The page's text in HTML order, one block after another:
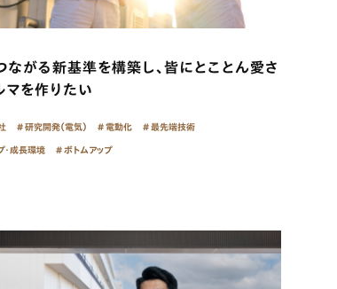
ながる新基準を構築し、皆にとことん愛さ
マを作りたい
研究開発（電気） 電動化 最先端技術
・成長環境 ボトムアップ